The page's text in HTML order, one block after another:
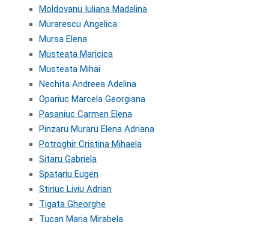
Moldovanu Iuliana Madalina
Murarescu Angelica
Mursa Elena
Musteata Maricica
Musteata Mihai
Nechita Andreea Adelina
Opariuc Marcela Georgiana
Pasaniuc Carmen Elena
Pinzaru Muraru Elena Adriana
Potroghir Cristina Mihaela
Sitaru Gabriela
Spatariu Eugen
Stiriuc Liviu Adrian
Tigata Gheorghe
Tucan Maria Mirabela